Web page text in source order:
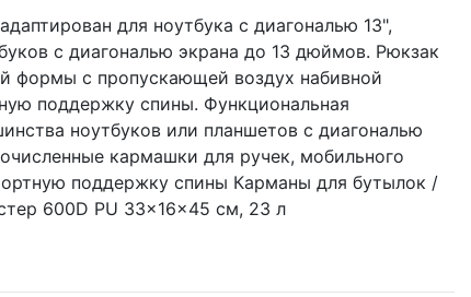
для ноутбука с диагональю 13",
с диагональю экрана до 13 дюймов. Рюкзак
формы с пропускающей воздух набивной
поддержку спины. Функциональная
ноутбуков или планшетов с диагональю
кармашки для ручек, мобильного
поддержку спины Карманы для бутылок /
600D PU 33x16x45 см, 23 л